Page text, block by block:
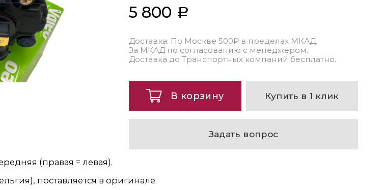
5 800
Доставка: По Москве 500₽ в пределах МКАД.
За МКАД по согласованию с менеджером.
Доставка до Транспортных компаний бесплатно.
В корзину Купить в 1 клик
Задать вопрос
(правая = левая).
поставляется в оригинале.